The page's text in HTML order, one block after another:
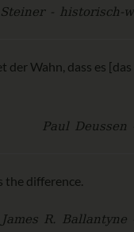
- historisch-
Wahn, dass es [das
Paul
the difference.
James R.